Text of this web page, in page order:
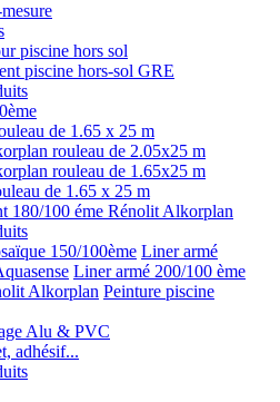
piscine hors sol
piscine hors-sol GRE
de 1.65 x 25 m
rouleau de 2.05x25 m
rouleau de 1.65x25 m
de 1.65 x 25 m
180/100 éme Rénolit Alkorplan
150/100ème Liner armé
Liner armé 200/100 ème
Alkorplan Peinture piscine
Alu & PVC
adhésif...